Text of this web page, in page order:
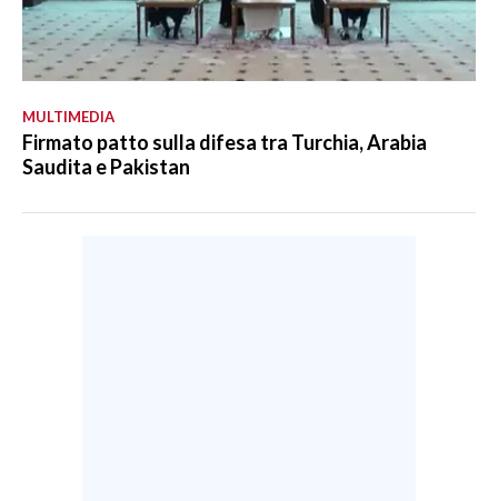
MULTIMEDIA
Firmato patto sulla difesa tra Turchia, Arabia
Saudita e Pakistan